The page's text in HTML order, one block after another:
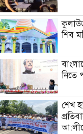
শিব
নিতে
শেখ